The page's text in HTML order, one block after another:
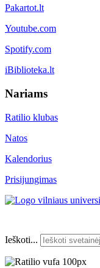
Pakartot.lt
Youtube.com
Spotify.com
iBiblioteka.lt
Nariams
Ratilio klubas
Natos
Kalendorius
Prisijungimas
Ieškoti...